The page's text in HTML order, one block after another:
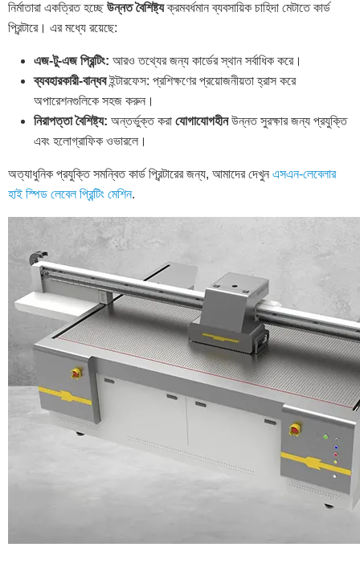
নির্মাতারা একত্রিত হচ্ছে উন্নত বৈশিষ্ট্যক্রমবর্ধমান ব্যবসায়িক চাহিদা মেটাতে কার্ড
প্রিন্টারে। এর মধ্যে রয়েছে:
এজ-টু-এজ প্রিন্টিং: আরও তথ্যের জন্য কার্ডের স্থান সর্বাধিক করে।
ব্যবহারকারী-বান্ধবইন্টারফেস: প্রশিক্ষণের প্রয়োজনীয়তা হ্রাস করে
অপারেশনগুলিকে সহজ করুন।
নিরাপত্তা বৈশিষ্ট্য: অন্তর্ভুক্ত করা যোগাযোগহীনউন্নত সুরক্ষার জন্য প্রযুক্তি
এবং হলোগ্রাফিক ওভারলে।
অত্যাধুনিক প্রযুক্তি সমন্বিত কার্ড প্রিন্টারের জন্য, আমাদের দেখুন এসএন-লেবেলার
হাই স্পিড লেবেল প্রিন্টিং মেশিন.